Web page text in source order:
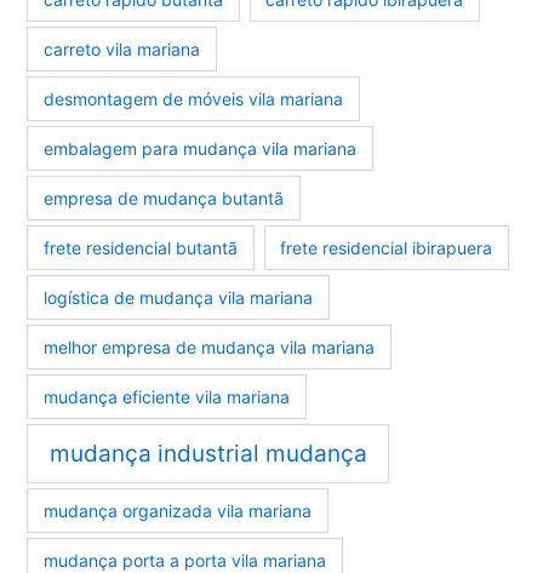
carreto vila mariana
desmontagem de móveis vila mariana
embalagem para mudança vila mariana
empresa de mudança butantã
frete residencial butantã frete residencial ibirapuera
logística de mudança vila mariana
melhor empresa de mudança vila mariana
mudança eficiente vila mariana
mudança industrial mudança
mudança organizada vila mariana
mudança porta a porta vila mariana